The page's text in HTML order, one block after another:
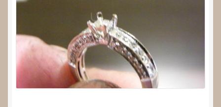
Nieuws
Video’s
uitvouwen